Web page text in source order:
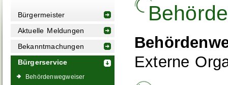
Bürgermeister
Aktuelle Meldungen
Bekanntmachungen
Bürgerservice
Behördenwegweiser
Externe